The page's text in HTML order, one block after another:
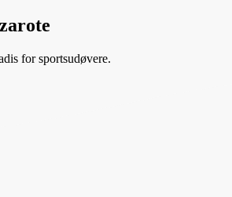
for sportsudøvere.